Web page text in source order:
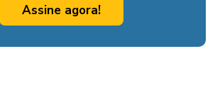
Assine agora!